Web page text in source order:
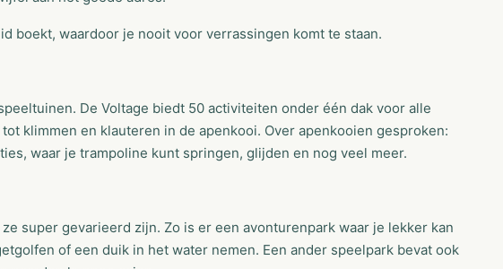
boekt, waardoor je nooit voor verrassingen komt te staan.
De Voltage biedt 50 activiteiten onder één dak voor alle
klimmen en klauteren in de apenkooi. Over apenkooien gesproken:
waar je trampoline kunt springen, glijden en nog veel meer.
super gevarieerd zijn. Zo is er een avonturenpark waar je lekker kan
of een duik in het water nemen. Een ander speelpark bevat ook